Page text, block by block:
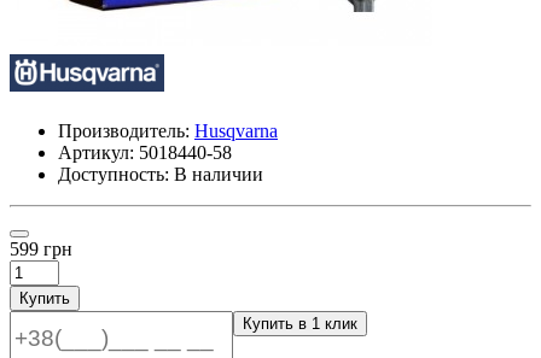
Производитель: Husqvarna
Артикул: 5018440-58
Доступность: В наличии
599 грн
Купить
Купить в 1 клик